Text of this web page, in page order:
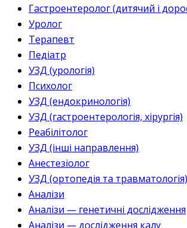
Гастроентеролог (дитячий і
Уролог
Терапевт
Педіатр
УЗД (урологія)
Психолог
УЗД (ендокринологія)
УЗД (гастроентерологія, хірургія)
Реабілітолог
УЗД (інші направлення)
Анестезіолог
УЗД (ортопедія та травматологія)
Аналізи
Аналізи — генетичні дослідження
Аналізи — дослідження калу